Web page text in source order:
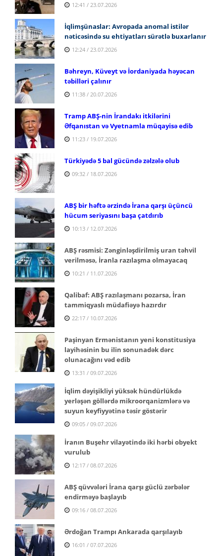
12:41 / 23.07.2026
İqlimşünaslar: Avropada anomal istilər
nəticəsində su ehtiyatları sürətlə buxarlanır
12:24 / 23.07.2026
Bəhreyn, Küveyt və İordaniyada həyəcan
təbilləri çalınır
11:38 / 20.07.2026
Tramp ABŞ-nin İrandakı itkilərini
Əfqanıstan və Vyetnamla müqayisə edib
11:23 / 19.07.2026
Türkiyədə 5 bal gücündə zəlzələ olub
09:32 / 18.07.2026
ABŞ bir həftə ərzində İrana qarşı üçüncü
hücum seriyasını başa çatdırıb
10:13 / 12.07.2026
ABŞ rəsmisi: Zənginləşdirilmiş uran təhvil
verilməsə, İranla razılaşma olmayacaq
10:21 / 11.07.2026
Qalibaf: ABŞ razılaşmanı pozarsa, İran
tammiqyaslı müdafiəyə hazırdır
22:17 / 10.07.2026
Paşinyan Ermənistanın yeni konstitusiya
layihəsinin bu ilin sonunadək dərc
olunacağını vəd edib
13:31 / 09.07.2026
İqlim dəyişikliyi yüksək hündürlükdə
yerləşən göllərdə mikroorqanizmlərə və
suyun keyfiyyətinə təsir göstərir
09:05 / 09.07.2026
İranın Buşehr vilayətində iki hərbi obyekt
vurulub
12:17 / 08.07.2026
ABŞ qüvvələri İrana qarşı güclü zərbələr
endirməyə başlayıb
09:16 / 08.07.2026
Ərdoğan Trampı Ankarada qarşılayıb
16:01 / 07.07.2026